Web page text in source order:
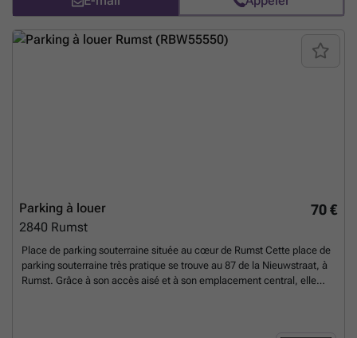
70 €
Parking à louer
2840 Rumst
Place de parking souterraine située au cœur de Rumst Cette place de
parking souterraine très pratique se trouve au 87 de la Nieuwstraat, à
Rumst. Grâce à son accès aisé et à son emplacement central, elle